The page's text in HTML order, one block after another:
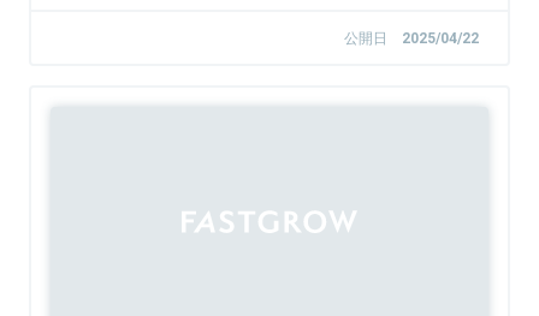
公開日 2025/04/22